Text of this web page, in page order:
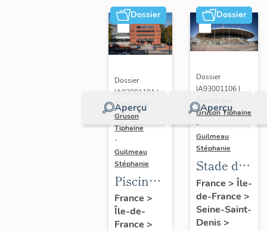
Dossier
Aperçu
Dossier
IA93001101 |
Réalisé par
Gruson
Tiphaine
-
Guilmeau
Stéphanie
Piscine
Leclerc,
actuellement
France >
Île-de-
France >
Dossier
Aperçu
Dossier
IA93001106 |
Réalisé par
Gruson Tiphaine
-
Guilmeau
Stéphanie
Stade de
France
France > Île-
de-France >
Seine-Saint-
Denis>